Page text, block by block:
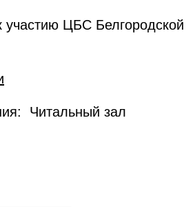
участию ЦБС Белгородской
Читальный зал